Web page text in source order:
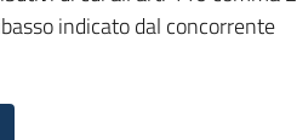
indicato dal concorrente